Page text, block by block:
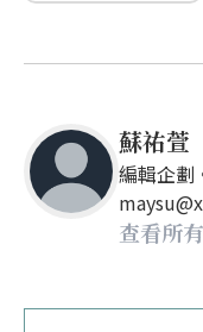
蘇祐萱
編輯企劃
查看所